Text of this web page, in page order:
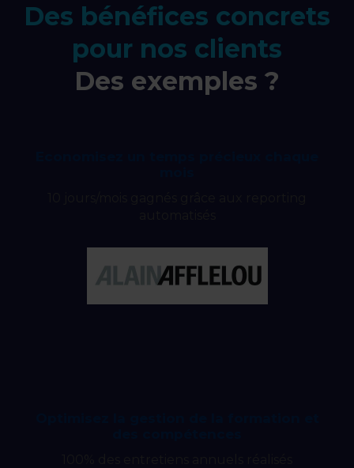
Des bénéfices concrets
pour nos clients
Des exemples ?